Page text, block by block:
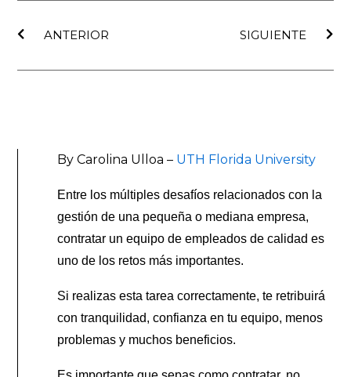
ANTERIOR
SIGUIENTE
By Carolina Ulloa – UTH Florida University
Entre los múltiples desafíos relacionados con la
gestión de una pequeña o mediana empresa,
contratar un equipo de empleados de calidad es
uno de los retos más importantes.
Si realizas esta tarea correctamente, te retribuirá
con tranquilidad, confianza en tu equipo, menos
problemas y muchos beneficios.